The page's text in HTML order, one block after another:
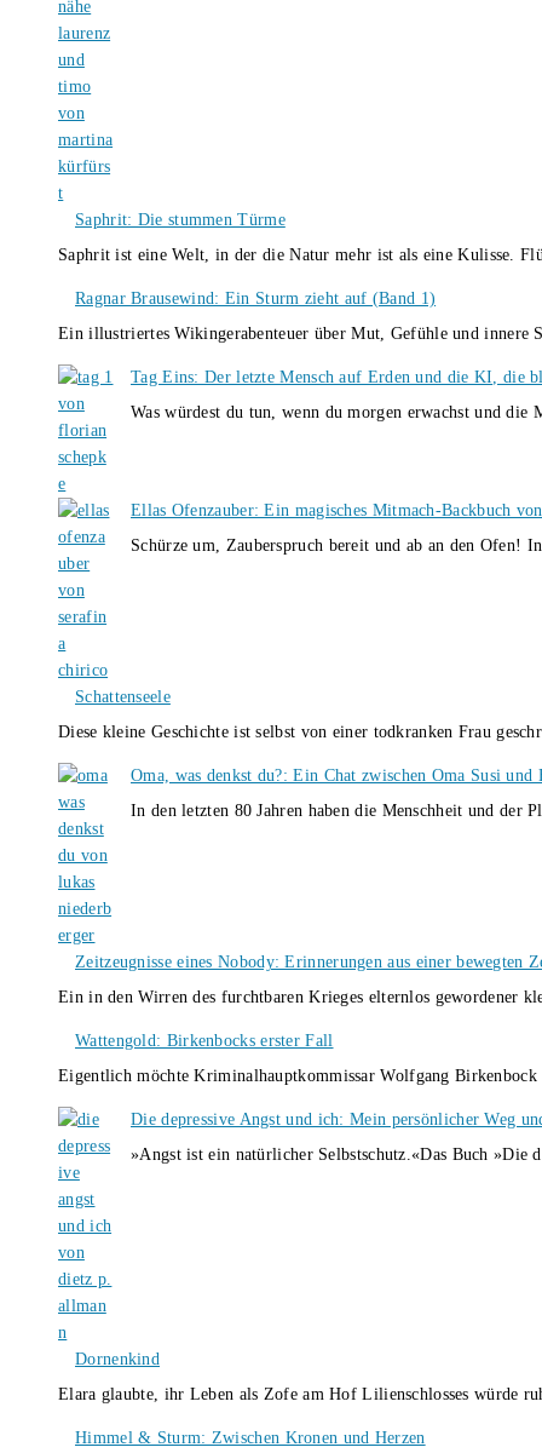
Saphrit: Die stummen Türme
Saphrit ist eine Welt, in der die Natur mehr ist als eine Kulisse.
Ragnar Brausewind: Ein Sturm zieht auf (Band 1)
Ein illustriertes Wikingerabenteuer über Mut, Gefühle und
Tag Eins: Der letzte Mensch auf Erden und die KI, die
Was würdest du tun, wenn du morgen erwachst und
Ellas Ofenzauber: Ein magisches Mitmach-Backbuch
Schürze um, Zauberspruch bereit und ab an den Ofen!
Schattenseele
Diese kleine Geschichte ist selbst von einer todkranken Frau
Oma, was denkst du?: Ein Chat zwischen Oma Susi
In den letzten 80 Jahren haben die Menschheit und
Zeitzeugnisse eines Nobody: Erinnerungen aus einer bewegten
Ein in den Wirren des furchtbaren Krieges elternlos gewordener
Wattengold: Birkenbocks erster Fall
Eigentlich möchte Kriminalhauptkommissar Wolfgang
Die depressive Angst und ich: Mein persönlicher Weg
»Angst ist ein natürlicher Selbstschutz.«Das Buch
Dornenkind
Elara glaubte, ihr Leben als Zofe am Hof Lilienschlosses würde
Himmel & Sturm: Zwischen Kronen und Herzen